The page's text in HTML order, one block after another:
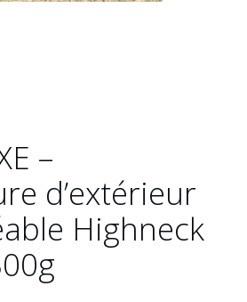
–
d’extérieur
Highneck